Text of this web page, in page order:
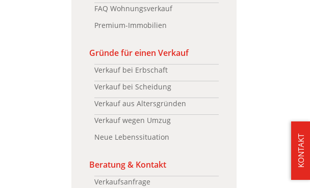
KONTAKT
FAQ Wohnungsverkauf
Premium-Immobilien
Gründe für einen Verkauf
Verkauf bei Erbschaft
Verkauf bei Scheidung
Verkauf aus Altersgründen
Verkauf wegen Umzug
Neue Lebenssituation
Beratung & Kontakt
Verkaufsanfrage